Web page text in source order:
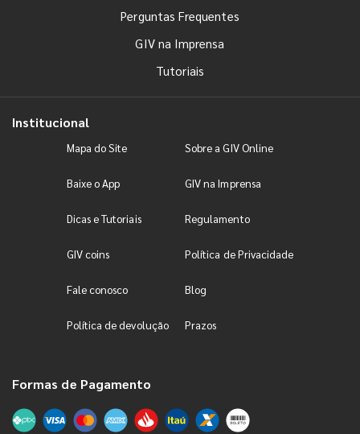
Perguntas Frequentes
GIV na Imprensa
Tutoriais
Institucional
Mapa do Site Sobre a GIV Online
Baixe o App GIV na Imprensa
Dicas e Tutoriais Regulamento
GIV coins Política de Privacidade
Fale conosco Blog
Política de devolução Prazos
Formas de Pagamento